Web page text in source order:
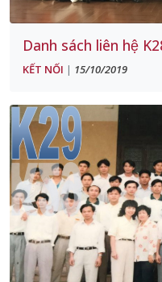
Danh sách liên hệ
KẾT NỐI | 15/10/2019